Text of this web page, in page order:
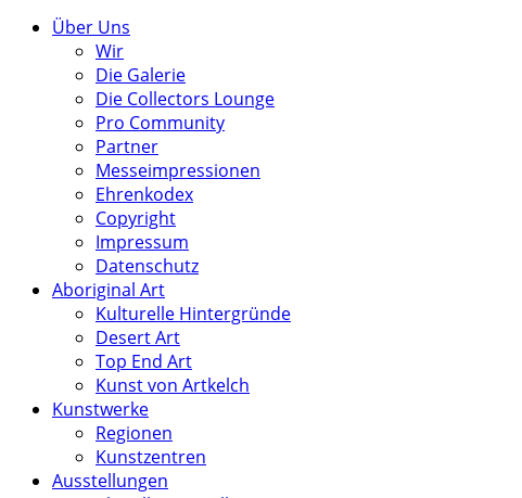
Über Uns
Wir
Die Galerie
Die Collectors Lounge
Pro Community
Partner
Messeimpressionen
Ehrenkodex
Copyright
Impressum
Datenschutz
Aboriginal Art
Kulturelle Hintergründe
Desert Art
Top End Art
Kunst von Artkelch
Kunstwerke
Regionen
Kunstzentren
Ausstellungen